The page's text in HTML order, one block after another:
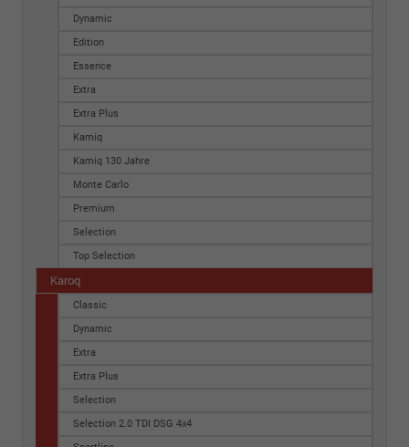
Dynamic
Edition
Essence
Extra
Extra Plus
Kamiq
Kamiq 130 Jahre
Monte Carlo
Premium
Selection
Top Selection
Karoq
Classic
Dynamic
Extra
Extra Plus
Selection
Selection 2.0 TDI DSG 4x4